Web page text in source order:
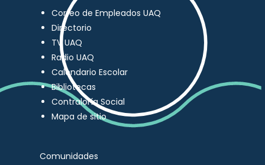
Correo de Empleados UAQ
Directorio
TV UAQ
Radio UAQ
Calendario Escolar
Bibliotecas
Contraloría Social
Mapa de sitio
Comunidades